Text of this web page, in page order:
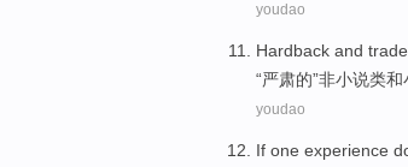
youdao
Hardback and trade
“严肃的”非小说类和
youdao
If one experience